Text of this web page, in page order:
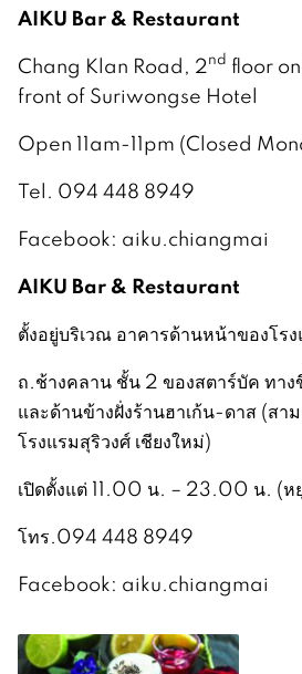
AIKU Bar & Restaurant
Chang Klan Road, 2nd floor
front of Suriwongse Hotel
Open 11am-11pm (Closed
Tel. 094 448 8949
Facebook: aiku.chiangmai
AIKU Bar & Restaurant
ตั้งอยู่บริเวณ อาคารด้านหน้าของโรง
ถ.ช้างคลาน ชั้น 2 ของสตาร์บัค ทา
และด้านข้างฝั่งร้านฮาเก้น-ดาส (สา
โรงแรมสุริวงศ์ เชียงใหม่)
เปิดตั้งแต่ 11.00 น. – 23.00 น. (ห
โทร.094 448 8949
Facebook: aiku.chiangmai